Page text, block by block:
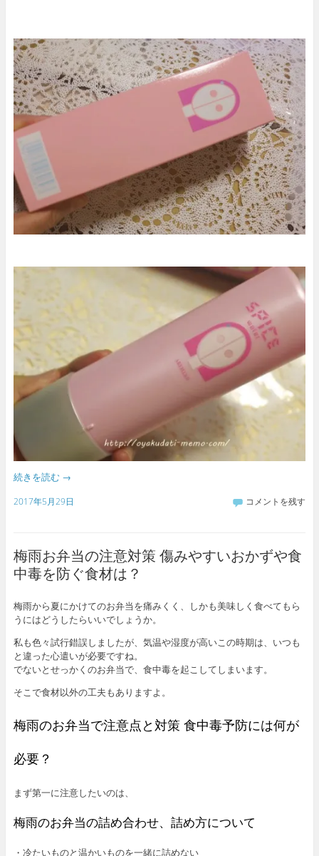
続きを読む →
2017年5月29日 コメントを残す
梅雨お弁当の注意対策 傷みやすいおかずや食
中毒を防ぐ食材は？
梅雨から夏にかけてのお弁当を痛みくく、しかも美味しく食べてもら
うにはどうしたらいいでしょうか。
私も色々試行錯誤しましたが、気温や湿度が高いこの時期は、いつも
と違った心遣いが必要ですね。
でないとせっかくのお弁当で、食中毒を起こしてしまいます。
そこで食材以外の工夫もありますよ。
梅雨のお弁当で注意点と対策 食中毒予防には何が
必要？
まず第一に注意したいのは、
梅雨のお弁当の詰め合わせ、詰め方について
・冷たいものと温かいものを一緒に詰めない